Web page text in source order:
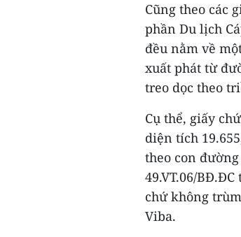
Cũng theo các
phần Du lịch
đều nằm về
xuất phát từ
treo dọc theo
Cụ thể, giấy
diện tích
theo con
49.VT.06/
chứ không
Viba.